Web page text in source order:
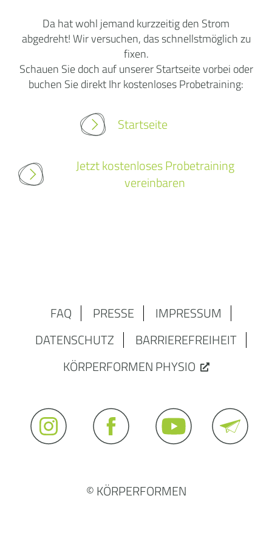
Da hat wohl jemand kurzzeitig den Strom
abgedreht! Wir versuchen, das schnellstmöglich zu
fixen.
Schauen Sie doch auf unserer Startseite vorbei oder
buchen Sie direkt Ihr kostenloses Probetraining:
Startseite
Jetzt kostenloses Probetraining
vereinbaren
FAQ PRESSE
IMPRESSUM
DATENSCHUTZ
BARRIEREFREIHEIT
KÖRPERFORMEN PHYSIO
© KÖRPERFORMEN